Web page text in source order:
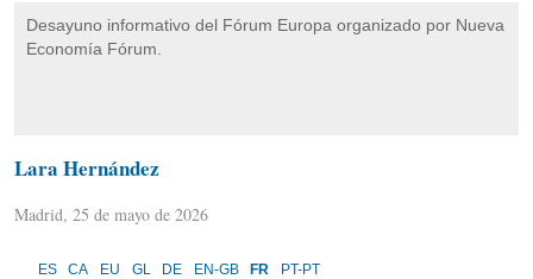
Desayuno informativo del Fórum Europa organizado por Nueva
Economía Fórum.
Lara Hernández
Madrid, 25 de mayo de 2026
ES CA EU GL DE EN-GB FR PT-PT